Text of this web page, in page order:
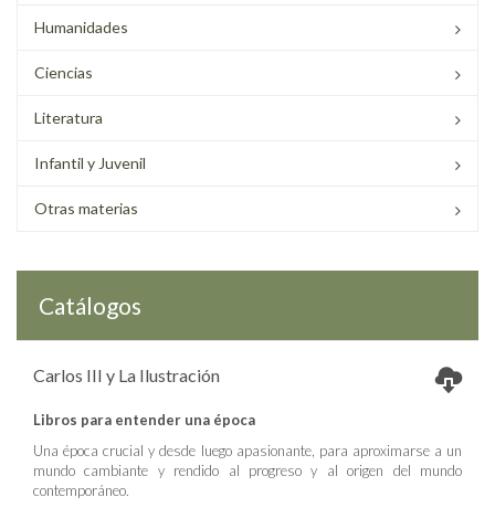
Humanidades
Ciencias
Literatura
Infantil y Juvenil
Otras materias
Catálogos
Carlos III y La Ilustración
Libros para entender una época
Una época crucial y desde luego apasionante, para aproximarse a un
mundo cambiante y rendido al progreso y al origen del mundo
contemporáneo.